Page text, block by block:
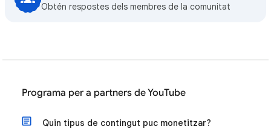
Obtén respostes dels membres de la comunitat
Programa per a partners de YouTube
Quin tipus de contingut puc monetitzar?